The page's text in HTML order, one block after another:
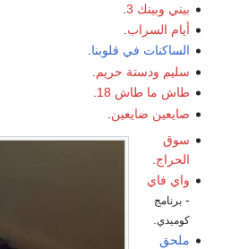
بيني وبينك 3
أيام السراب
الساكنات في قلوبنا.
سليم ودستة حريم
طاش ما طاش 18
صايعين ضايعين
سوق
الحراج
واي فاي
-برنامج
كوميدي
ملحق